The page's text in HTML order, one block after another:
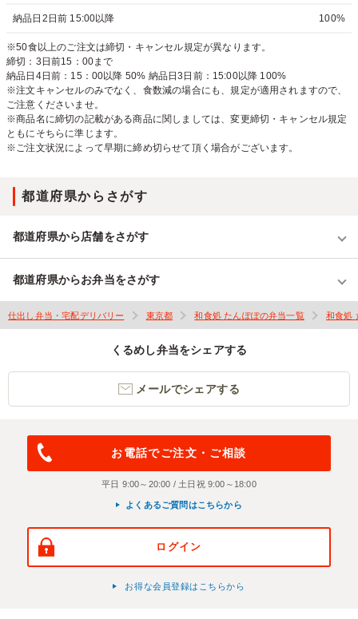
納品日2日前 15:00以降 100%
※50食以上のご注文は締切・キャンセル規定が異なります。
締切：3日前15：00まで
納品日4日前：15：00以降 50% 納品日3日前：15:00以降 100%
※注文キャンセルのみでなく、食数減の場合にも、規定が適用されますので、
ご注意くださいませ。
※商品名に締切の記載がある商品に関しましては、変更締切・キャンセル規定
ともにそちらに準じます。
※ご注文状況によって早期に締め切らせて頂く場合がございます。
都道府県からさがす
都道府県から店舗をさがす
都道府県からお弁当をさがす
仕出し弁当・宅配デリバリー 東京都 和食処 たんぽぽの弁当一覧 和食処
くるめし弁当をシェアする
メールでシェアする
お電話でご注文・ご相談
平日 9:00～20:00 / 土日祝 9:00～18:00
よくあるご質問はこちらから
ログイン
お得な会員登録はこちらから